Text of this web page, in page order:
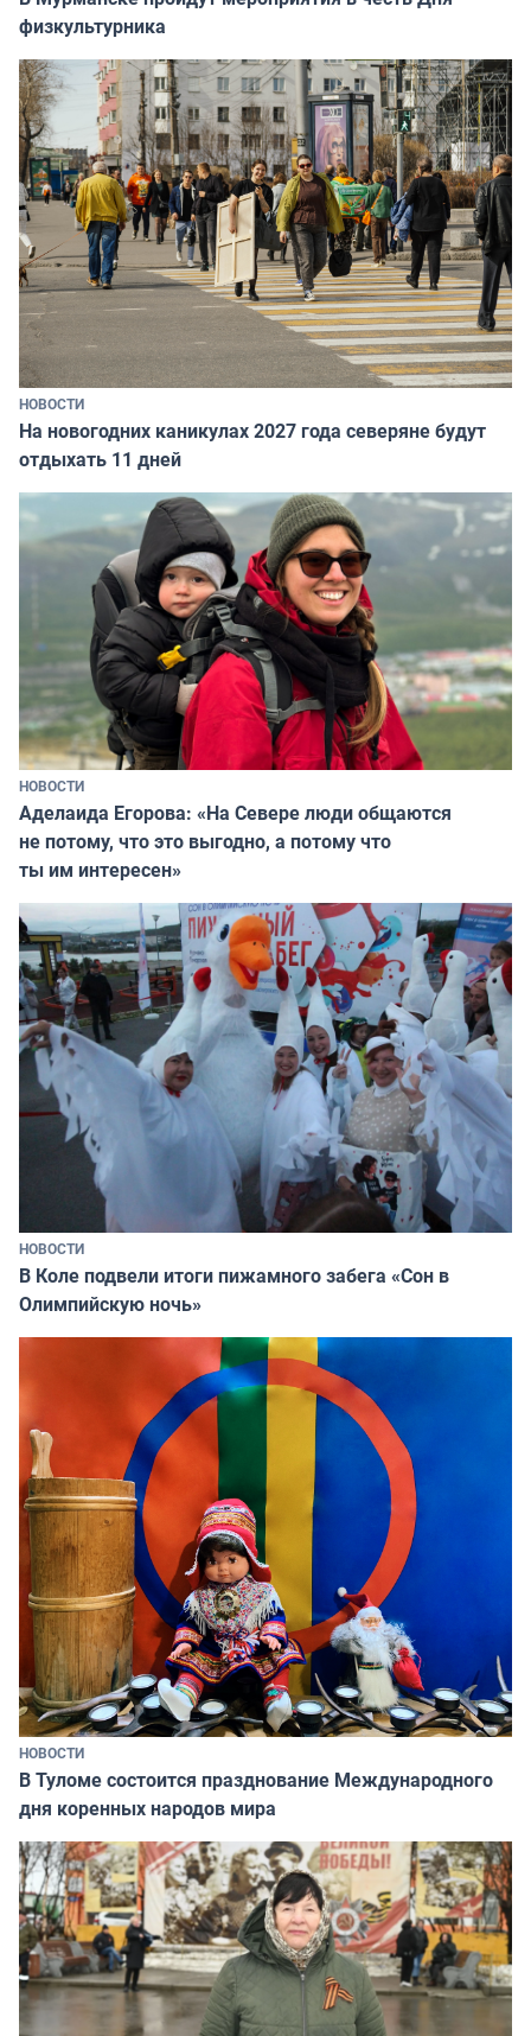
физкультурника
НОВОСТИ
На новогодних каникулах 2027 года северяне будут
отдыхать 11 дней
НОВОСТИ
Аделаида Егорова: «На Севере люди общаются
не потому, что это выгодно, а потому что
ты им интересен»
НОВОСТИ
В Коле подвели итоги пижамного забега «Сон в
Олимпийскую ночь»
НОВОСТИ
В Туломе состоится празднование Международного
дня коренных народов мира